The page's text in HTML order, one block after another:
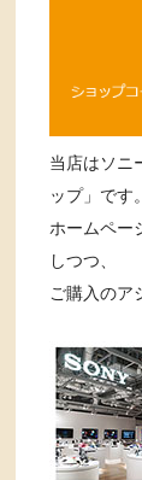
当店はソニ
ップ」です。
ホームペー
しつつ、
ご購入のア